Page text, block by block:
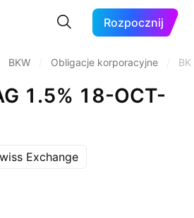
Rozpocznij
BKW Obligacje korporacyjne
1.5% 18-OCT-
Exchange